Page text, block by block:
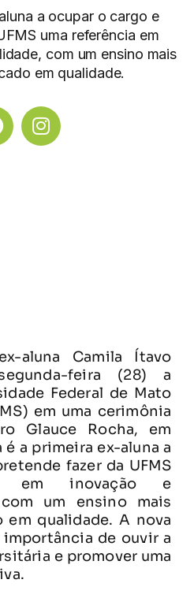
a ocupar o cargo e
uma referência em
com um ensino mais
em qualidade.
aluna Camila Ítavo
feira (28) a
Federal de Mato
em uma cerimônia
Glauce Rocha, em
é a primeira ex-aluna a
fazer da UFMS
em inovação e
um ensino mais
em qualidade. A nova
de ouvir a
e promover uma